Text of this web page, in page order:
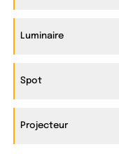
Luminaire
Spot
Projecteur